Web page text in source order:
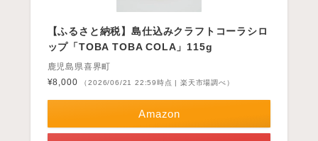
【ふるさと納税】島仕込みクラフトコーラシロ
ップ「TOBA TOBA COLA」115g
鹿児島県喜界町
¥8,000
（2026/06/21 22:59時点 | 楽天市場調べ）
Amazon